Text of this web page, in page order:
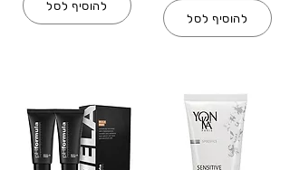
להוסיף לסל
להוסיף לסל